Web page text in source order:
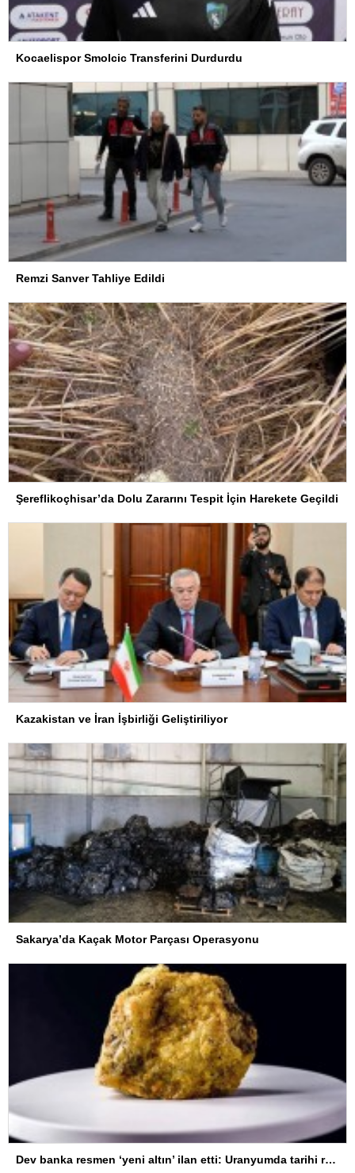
Kocaelispor Smolcic Transferini Durdurdu
Remzi Sanver Tahliye Edildi
Şereflikoçhisar’da Dolu Zararını Tespit İçin Harekete Geçildi
Kazakistan ve İran İşbirliği Geliştiriliyor
Sakarya’da Kaçak Motor Parçası Operasyonu
Dev banka resmen ‘yeni altın’ ilan etti: Uranyumda tarihi rekorlara çok az kaldı